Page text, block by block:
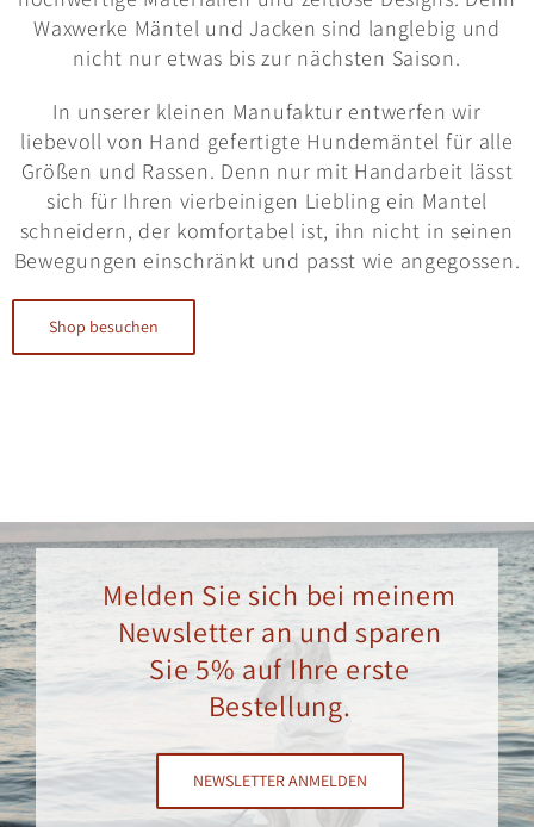
Waxwerke Mäntel und Jacken sind langlebig und
nicht nur etwas bis zur nächsten Saison.
In unserer kleinen Manufaktur entwerfen wir
liebevoll von Hand gefertigte Hundemäntel für alle
Größen und Rassen. Denn nur mit Handarbeit lässt
sich für Ihren vierbeinigen Liebling ein Mantel
schneidern, der komfortabel ist, ihn nicht in seinen
Bewegungen einschränkt und passt wie angegossen.
Shop besuchen
Melden Sie sich bei meinem
Newsletter an und sparen
Sie 5% auf Ihre erste
Bestellung.
NEWSLETTER ANMELDEN